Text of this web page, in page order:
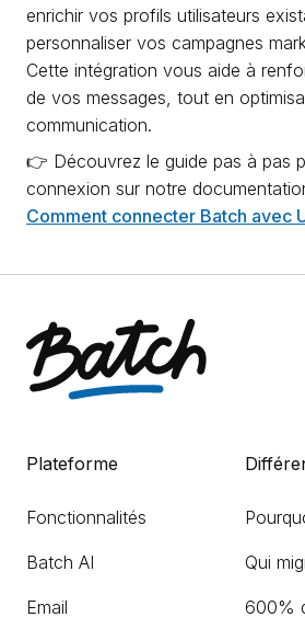
enrichir vos profils utilisateurs
personnaliser vos campagnes
Cette intégration vous aide à
de vos messages, tout en
communication.
👉 Découvrez le guide pas à pas
connexion sur notre
Comment connecter Batch avec
Plateforme
Fonctionnalités
Batch AI
Email
Qui
600%